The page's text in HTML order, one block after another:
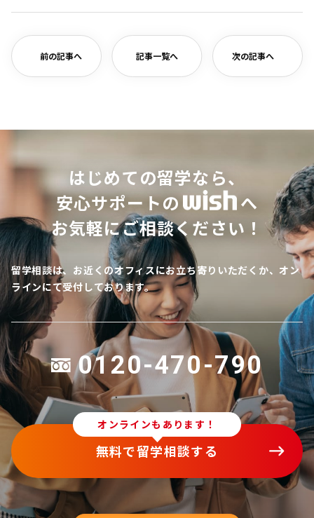
前の記事へ 記事一覧へ 次の記事へ
はじめての留学なら、
安心サポートの
へ
お気軽にご相談ください！
留学相談は、お近くのオフィスにお立ち寄りいただくか、オン
ラインにて受付しております。
0120-470-790
オンラインもあります！
無料で留学相談する